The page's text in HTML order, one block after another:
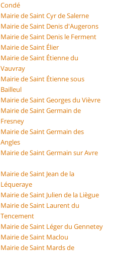
Condé
Mairie de Saint Cyr de Salerne
Mairie de Saint Denis d'Augerons
Mairie de Saint Denis le Ferment
Mairie de Saint Élier
Mairie de Saint Étienne du
Vauvray
Mairie de Saint Étienne sous
Bailleul
Mairie de Saint Georges du Vièvre
Mairie de Saint Germain de
Fresney
Mairie de Saint Germain des
Angles
Mairie de Saint Germain sur Avre
Mairie de Saint Jean de la
Léqueraye
Mairie de Saint Julien de la Liègue
Mairie de Saint Laurent du
Tencement
Mairie de Saint Léger du Gennetey
Mairie de Saint Maclou
Mairie de Saint Mards de